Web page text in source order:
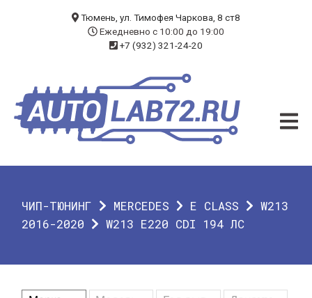
ЧИП-ТЮНИНГ
ДИАГНОСТИКА
О КОМПАНИИ
ГАРАНТИЯ
Тюмень, ул. Тимофея Чаркова, 8 ст8
Ежедневно с 10:00 до 19:00
+7 (932) 321-24-20
ЧИП-ТЮНИНГ MERCEDES E CLASS
W213
2016-2020
W213 E220 CDI 194 ЛС